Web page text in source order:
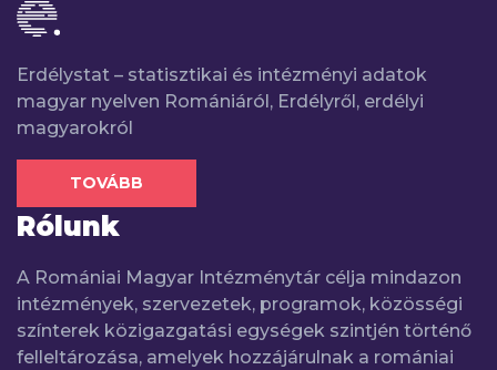
Erdélystat – statisztikai és intézményi adatok
magyar nyelven Romániáról, Erdélyről, erdélyi
magyarokról
TOVÁBB
Rólunk
A Romániai Magyar Intézménytár célja mindazon
intézmények, szervezetek, programok, közösségi
színterek közigazgatási egységek szintjén történő
felleltározása, amelyek hozzájárulnak a romániai